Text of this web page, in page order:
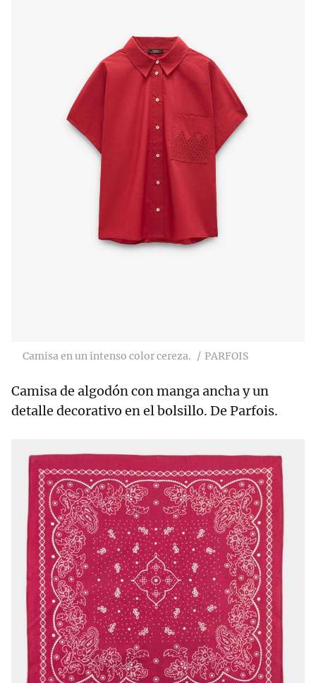
Camisa en un intenso color cereza. PARFOIS
Camisa de algodón con manga ancha y un
detalle decorativo en el bolsillo. De Parfois.